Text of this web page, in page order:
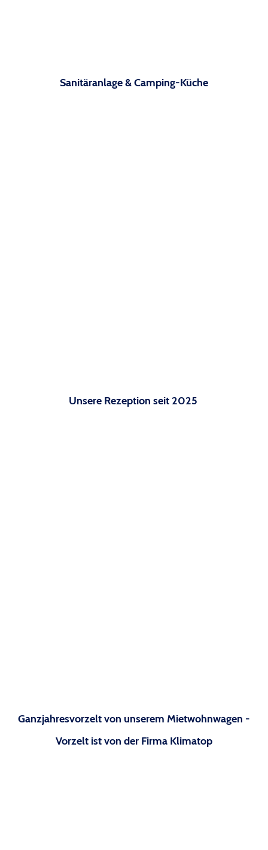
Sanitäranlage & Camping-Küche
Unsere Rezeption seit 2025
Ganzjahresvorzelt von unserem Mietwohnwagen -
Vorzelt ist von der Firma Klimatop